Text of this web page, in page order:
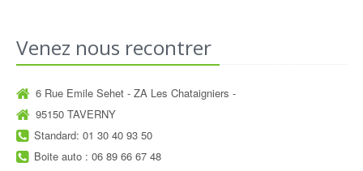
Venez nous recontrer
6 Rue Emile Sehet - ZA Les Chataigniers -
95150 TAVERNY
Standard: 01 30 40 93 50
Boite auto : 06 89 66 67 48